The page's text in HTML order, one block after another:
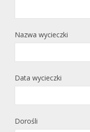
Nazwa wycieczki
Data wycieczki
Dorośli